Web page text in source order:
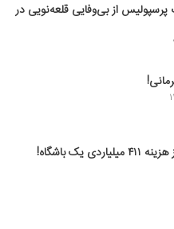
از بی‌وفایی قلعه‌نویی در
یک باشگاه!